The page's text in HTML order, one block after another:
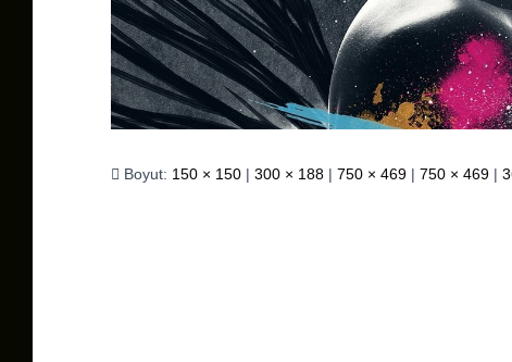
Boyut: 150 × 150 | 300 × 188 | 750 × 469 | 750 × 469 |